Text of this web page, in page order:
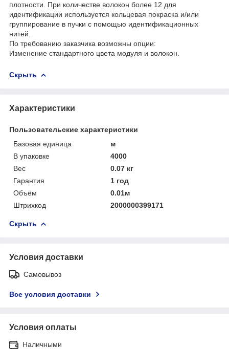
плотности. При количестве волокон более 12 для
идентификации используется кольцевая покраска и/или
группирование в пучки с помощью идентификационных
нитей.
По требованию заказчика возможны опции:
Изменение стандартного цвета модуля и волокон.
Скрыть
Характеристики
Пользовательские характеристики
Базовая единица
м
В упаковке
4000
Вес
0.07 кг
Гарантия
1 год
Объём
0.01м
Штрихкод
2000000399171
Скрыть
Условия доставки
Самовывоз
Все условия доставки
Условия оплаты
Наличными